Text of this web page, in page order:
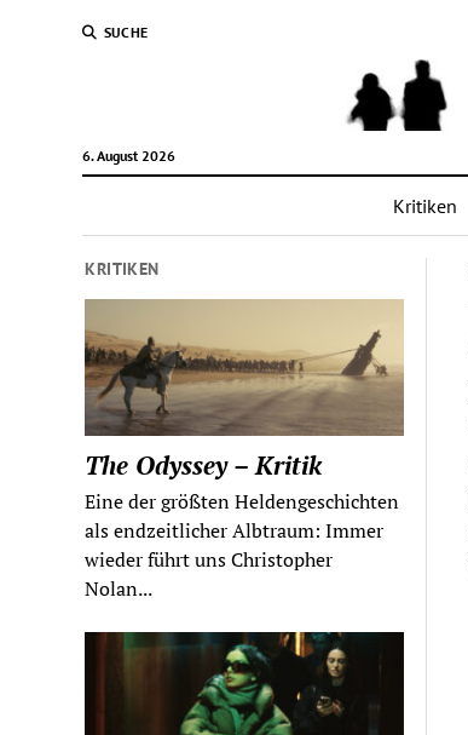
SUCHE
6. August 2026
Kritiken
KRITIKEN
The Odyssey – Kritik
Eine der größten Heldengeschichten
als endzeitlicher Albtraum: Immer
wieder führt uns Christopher
Nolan...